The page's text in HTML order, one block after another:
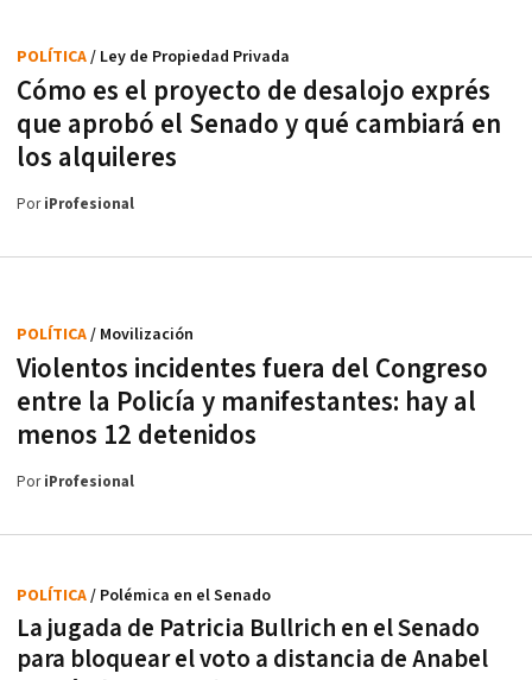
Cómo es el proyecto de desalojo exprés
que aprobó el Senado y qué cambiará en
los alquileres
POLÍTICA/ Ley de Propiedad Privada
PoriProfesional
Violentos incidentes fuera del Congreso
entre la Policía y manifestantes: hay al
menos 12 detenidos
POLÍTICA/ Movilización
PoriProfesional
La jugada de Patricia Bullrich en el Senado
para bloquear el voto a distancia de Anabel
POLÍTICA/ Polémica en el Senado